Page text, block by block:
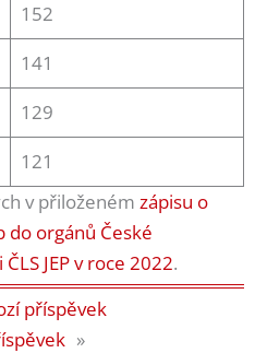
152
141
129
121
v přiloženém zápisu o
do orgánů České
JEP v roce 2022.
příspěvek
»